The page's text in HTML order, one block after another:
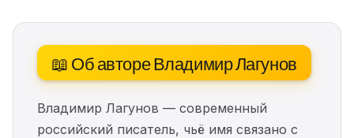
📖 Об авторе Владимир Лагунов
Владимир Лагунов — современный
российский писатель, чьё имя связано с